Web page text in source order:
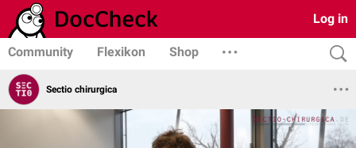
Log in
Community Flexikon Shop
Sectio chirurgica